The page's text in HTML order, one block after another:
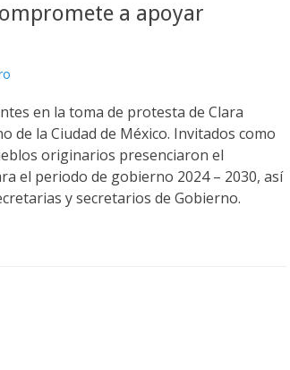
a apoyar
en la toma de protesta de Clara
de la Ciudad de México. Invitados como
originarios presenciaron el
el periodo de gobierno 2024 – 2030, así
y secretarios de Gobierno.